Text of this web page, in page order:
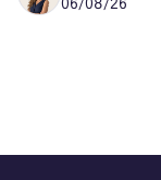
06/08/26